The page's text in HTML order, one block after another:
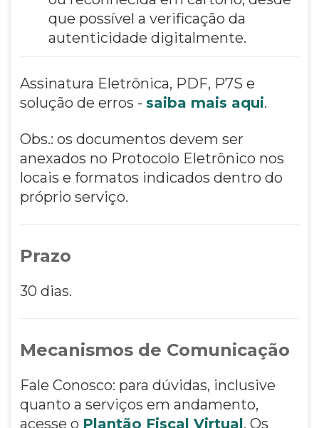
que possível a verificação da
autenticidade digitalmente.
Assinatura Eletrônica, PDF, P7S e
solução de erros - saiba mais aqui.
Obs.: os documentos devem ser
anexados no Protocolo Eletrônico nos
locais e formatos indicados dentro do
próprio serviço.
Prazo
30 dias.
Mecanismos de Comunicação
Fale Conosco: para dúvidas, inclusive
quanto a serviços em andamento,
acesse o Plantão Fiscal Virtual. Os